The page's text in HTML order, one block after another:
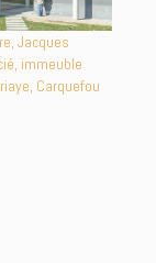
Jacques
immeuble
Carquefou